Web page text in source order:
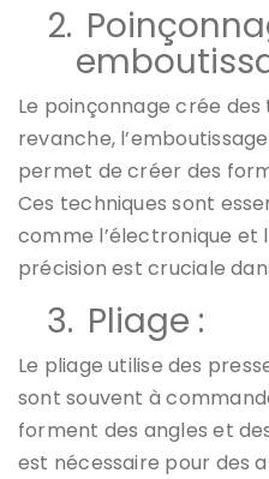
2.
Le poinçonnage crée
revanche,
permet de créer des
Ces techniques sont
comme l’électronique et
précision est cruciale
3. Pliage :
Le pliage utilise des
sont souvent à
forment des angles et
est nécessaire pour des